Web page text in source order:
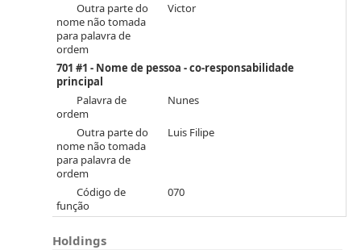
Outra parte do
nome não tomada
para palavra de
ordem
Victor
701 #1 - Nome de pessoa - co-responsabilidade
principal
Palavra de
ordem
Nunes
Outra parte do
nome não tomada
para palavra de
ordem
Luis Filipe
Código de
função
070
Holdings